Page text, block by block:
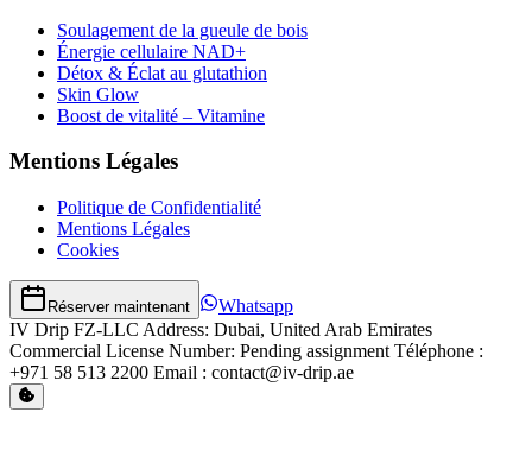
Soulagement de la gueule de bois
Énergie cellulaire NAD+
Détox & Éclat au glutathion
Skin Glow
Boost de vitalité – Vitamine
Mentions Légales
Politique de Confidentialité
Mentions Légales
Cookies
Réserver maintenant
Whatsapp
IV Drip FZ-LLC Address: Dubai, United Arab Emirates
Commercial License Number: Pending assignment Téléphone :
+971 58 513 2200 Email : contact@iv-drip.ae